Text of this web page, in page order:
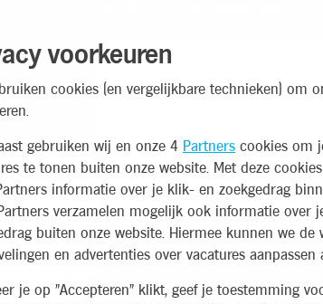
voorkeuren
cookies (en vergelijkbare technieken) om
gebruiken wij en onze 4 Partners cookies om
te tonen buiten onze website. Met deze
informatie over je klik- en zoekgedrag
verzamelen mogelijk ook informatie over
buiten onze website. Hiermee kunnen we de
en advertenties over vacatures aanpassen
je op "Accepteren" klikt, geef je toestemming
Aarschot,
Winkel